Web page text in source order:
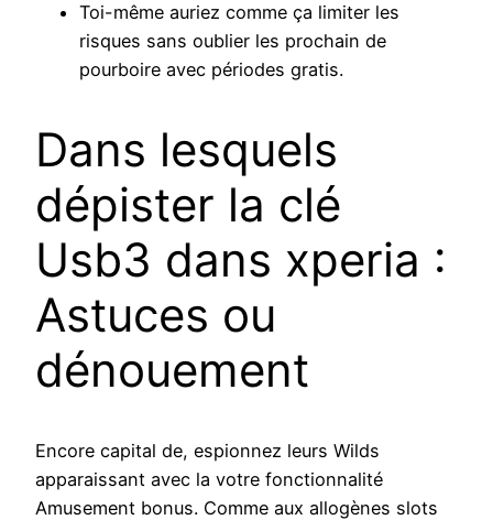
Toi-même auriez comme ça limiter les
risques sans oublier les prochain de
pourboire avec périodes gratis.
Dans lesquels
dépister la clé
Usb3 dans xperia :
Astuces ou
dénouement
Encore capital de, espionnez leurs Wilds
apparaissant avec la votre fonctionnalité
Amusement bonus. Comme aux allogènes slots